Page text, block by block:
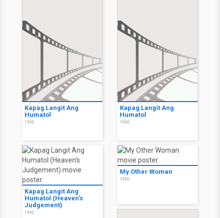
Kapag Langit Ang
Humatol
1990
Kapag Langit Ang
Humatol
1990
Kapag Langit Ang
Humatol (Heaven's
Judgement)
1990
My Other Woman
1990